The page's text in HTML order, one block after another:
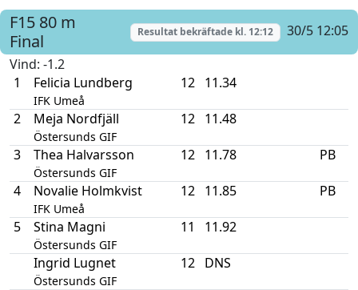
F15 80 m
Final
Resultat bekräftade kl. 12:12
30/5 12:05
Vind: -1.2
1
Felicia Lundberg
IFK Umeå
12 11.34
2 Meja Nordfjäll
Östersunds GIF
12 11.48
3 Thea Halvarsson
Östersunds GIF
12 11.78 PB
4 Novalie Holmkvist
IFK Umeå
12 11.85 PB
5 Stina Magni
Östersunds GIF
11 11.92
Ingrid Lugnet
Östersunds GIF
12 DNS